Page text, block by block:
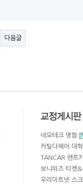
다음글
네모테크 명함
커틸다헤어 대
TANCAR 렌트
보니위즈 티켓
우리미트넷 스